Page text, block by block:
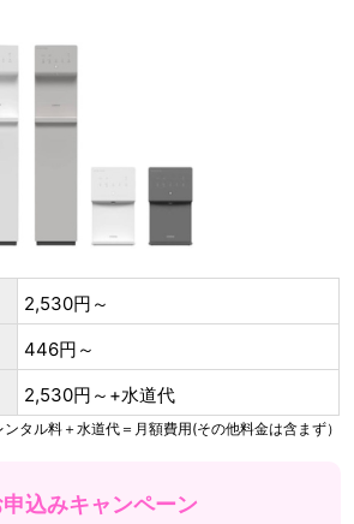
2,530円～
446円～
2,530円～+水道代
タル料＋水道代＝月額費用(その他料金は含まず）
込みキャンペーン